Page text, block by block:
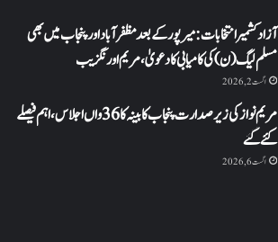
آزاد کشمیر انتخابات: میرپور کے بعد مظفرآباد اور پنجاب میں بھی
مسلم لیگ (ن) کی کامیابی کا دعویٰ، مریم اورنگزیب
اگست 2, 2026
مریم نواز کی زیر صدارت پنجاب کابینہ کا 36واں اجلاس،اہم فیصلے
کئے گئے
اگست 6, 2026